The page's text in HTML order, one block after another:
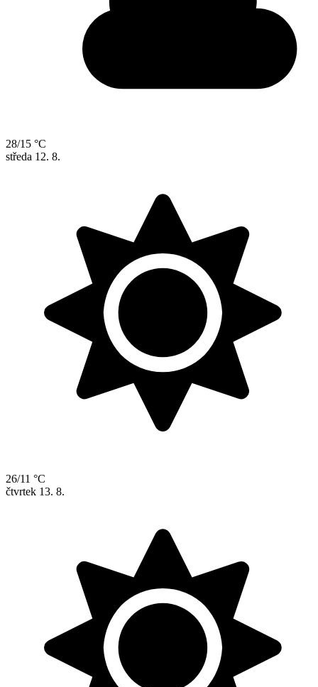
28/15 °C
středa 12. 8.
26/11 °C
čtvrtek 13. 8.